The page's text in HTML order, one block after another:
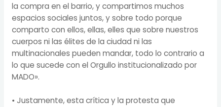
la compra en el barrio, y compartimos muchos
espacios sociales juntos, y sobre todo porque
comparto con ellos, ellas, elles que sobre nuestros
cuerpos ni las élites de la ciudad ni las
multinacionales pueden mandar, todo lo contrario a
lo que sucede con el Orgullo institucionalizado por
MADO».
• Justamente, esta crítica y la protesta que